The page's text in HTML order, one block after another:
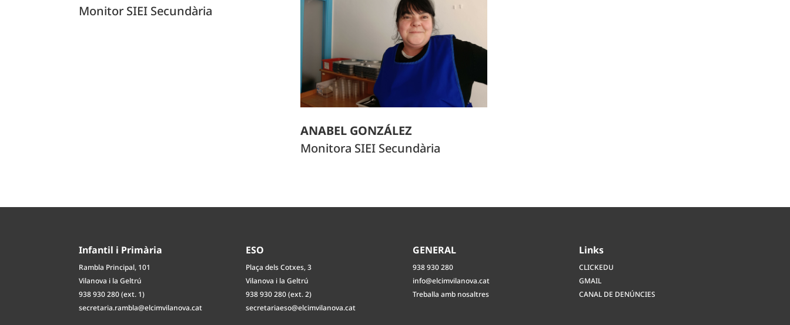
Monitor SIEI Secundària
ANABEL GONZÁLEZ
Monitora SIEI Secundària
Infantil i Primària
Rambla Principal, 101
Vilanova i la Geltrú
938 930 280 (ext. 1)
secretaria.rambla@elcimvilanova.cat
ESO
Plaça dels Cotxes, 3
Vilanova i la Geltrú
938 930 280 (ext. 2)
secretariaeso@elcimvilanova.cat
GENERAL
938 930 280
info@elcimvilanova.cat
Treballa amb nosaltres
Links
CLICKEDU
GMAIL
CANAL DE DENÚNCIES